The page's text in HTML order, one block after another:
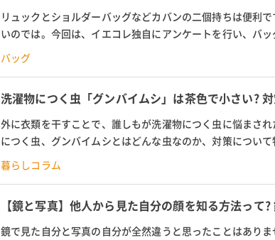
リュックとショルダーバッグなどカバンの二個持ちは便利
いのでは。今回は、イエコレ独自にアンケートを行い、バ
しました。リュックとショルダーバッグ、トートバッ...
バッグ
洗濯物につく虫「グンバイムシ」は茶色で小さい?
外に衣類を干すことで、誰しもが洗濯物につく虫に悩まさ
につく虫、グンバイムシとはどんな虫なのか、対策につい
特徴に合わせて、グンバイムシ以外の洗濯物につく虫...
暮らしコラム
【鏡と写真】他人から見た自分の顔を知る方法っ
鏡で見た自分と写真の自分が全然違うと思ったことはあり